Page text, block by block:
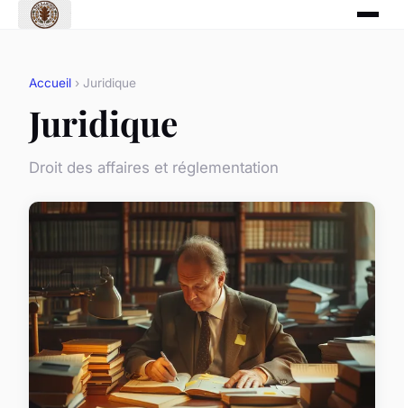
Accueil › Juridique
Juridique
Droit des affaires et réglementation